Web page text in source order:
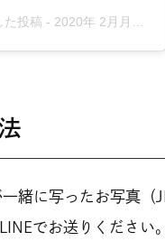
た投稿 - 2020年 2月月21日午前12時00分PST
緒に写ったお写真（
でお送りください